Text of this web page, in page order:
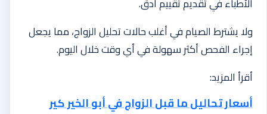
ولا يشترط الصيام في أغلب حالات تحليل الزواج، مما يجعل
إجراء الفحص أكثر سهولة في أي وقت خلال اليوم.
أقرأ المزيد:
أسعار تحاليل ما قبل الزواج في أبو الخير كير